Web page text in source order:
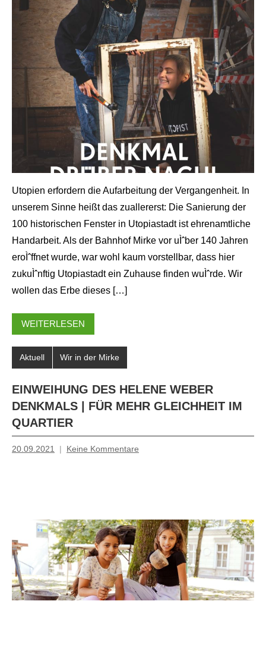
Utopien erfordern die Aufarbeitung der Vergangenheit. In
unserem Sinne heißt das zuallererst: Die Sanierung der
100 historischen Fenster in Utopiastadt ist ehrenamtliche
Handarbeit. Als der Bahnhof Mirke vor uÌˆber 140 Jahren
eroÌˆffnet wurde, war wohl kaum vorstellbar, dass hier
zukuÌˆnftig Utopiastadt ein Zuhause finden wuÌˆrde. Wir
wollen das Erbe dieses […]
WEITERLESEN
Aktuell Wir in der Mirke
EINWEIHUNG DES HELENE WEBER
DENKMALS | FÜR MEHR GLEICHHEIT IM
QUARTIER
20.09.2021
Mosche
Keine Kommentare